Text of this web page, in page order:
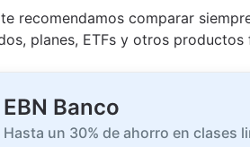
recomendamos comparar
planes, ETFs y otros productos
EBN Banco
Hasta un 30% de ahorro en clases